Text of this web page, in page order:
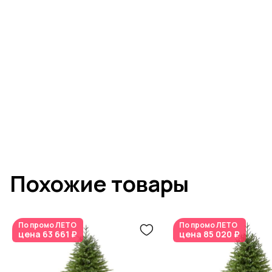
Похожие товары
По промоЛЕТО
цена 63 661 ₽
По промоЛЕТО
цена 85 020 ₽